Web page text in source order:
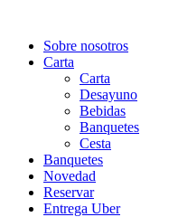
Sobre nosotros
Carta
Carta
Desayuno
Bebidas
Banquetes
Cesta
Banquetes
Novedad
Reservar
Entrega Uber